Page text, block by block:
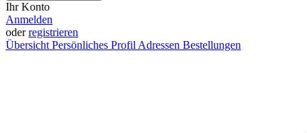
Ihr Konto
Anmelden
oderregistrieren
Übersicht Persönliches Profil Adressen Bestellungen